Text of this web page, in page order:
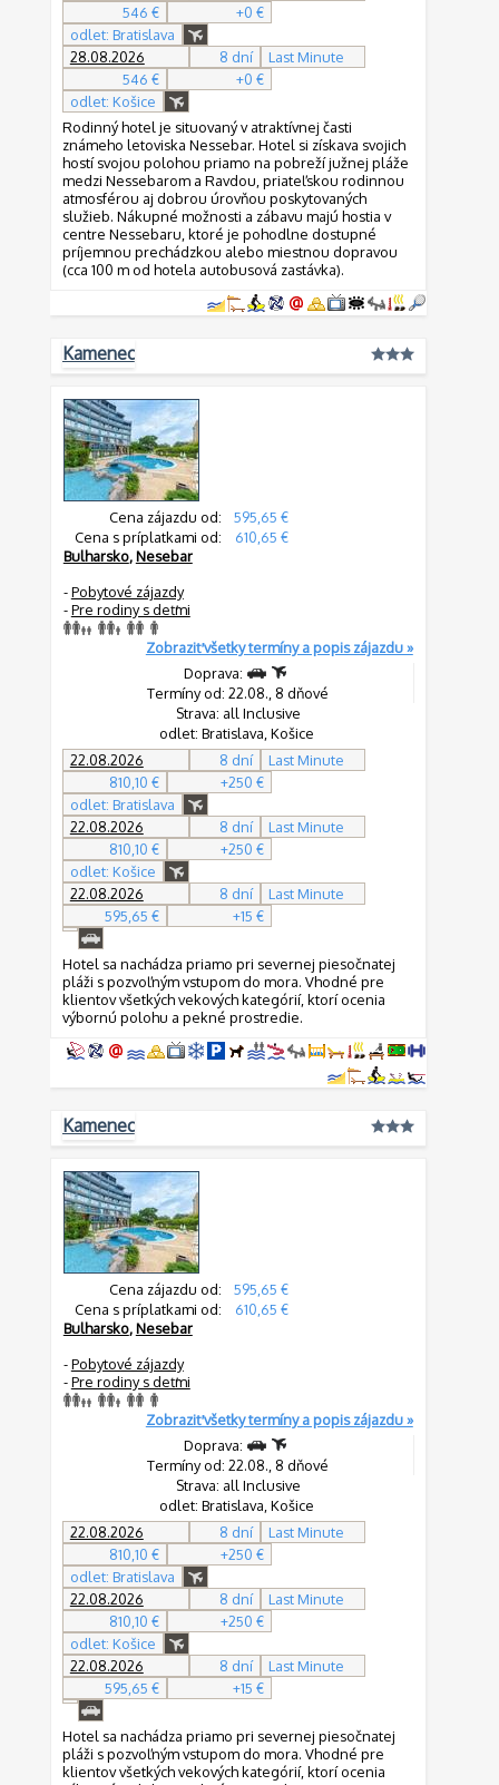
546 €
+0 €
odlet: Bratislava
28.08.2026
8 dní
Last Minute
546 €
+0 €
odlet: Košice
Rodinný hotel je situovaný v atraktívnej časti
známeho letoviska Nessebar. Hotel si získava svojich
hostí svojou polohou priamo na pobreží južnej pláže
medzi Nessebarom a Ravdou, priateľskou rodinnou
atmosférou aj dobrou úrovňou poskytovaných
služieb. Nákupné možnosti a zábavu majú hostia v
centre Nessebaru, ktoré je pohodlne dostupné
príjemnou prechádzkou alebo miestnou dopravou
(cca 100 m od hotela autobusová zastávka).
Kamenec
Cena zájazdu od:
595,65 €
Cena s príplatkami od:
610,65 €
Bulharsko,Nesebar
-Pobytové zájazdy
-Pre rodiny s deťmi
Zobraziť všetky termíny a popis zájazdu »
Doprava:
Termíny od: 22.08., 8 dňové
Strava: all Inclusive
odlet: Bratislava, Košice
22.08.2026
8 dní
Last Minute
810,10 €
+250 €
odlet: Bratislava
22.08.2026
8 dní
Last Minute
810,10 €
+250 €
odlet: Košice
22.08.2026
8 dní
Last Minute
595,65 €
+15 €
Hotel sa nachádza priamo pri severnej piesočnatej
pláži s pozvoľným vstupom do mora. Vhodné pre
klientov všetkých vekových kategórií, ktorí ocenia
výbornú polohu a pekné prostredie.
Kamenec
Cena zájazdu od:
595,65 €
Cena s príplatkami od:
610,65 €
Bulharsko,Nesebar
-Pobytové zájazdy
-Pre rodiny s deťmi
Zobraziť všetky termíny a popis zájazdu »
Doprava:
Termíny od: 22.08., 8 dňové
Strava: all Inclusive
odlet: Bratislava, Košice
22.08.2026
8 dní
Last Minute
810,10 €
+250 €
odlet: Bratislava
22.08.2026
8 dní
Last Minute
810,10 €
+250 €
odlet: Košice
22.08.2026
8 dní
Last Minute
595,65 €
+15 €
Hotel sa nachádza priamo pri severnej piesočnatej
pláži s pozvoľným vstupom do mora. Vhodné pre
klientov všetkých vekových kategórií, ktorí ocenia